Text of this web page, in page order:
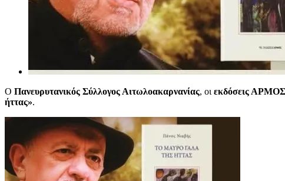
Ο Πανευρυτανικός Σύλλογος Αιτωλοακαρνανίας, οι εκδόσεις ΑΡΜΟΣ
ήττας».